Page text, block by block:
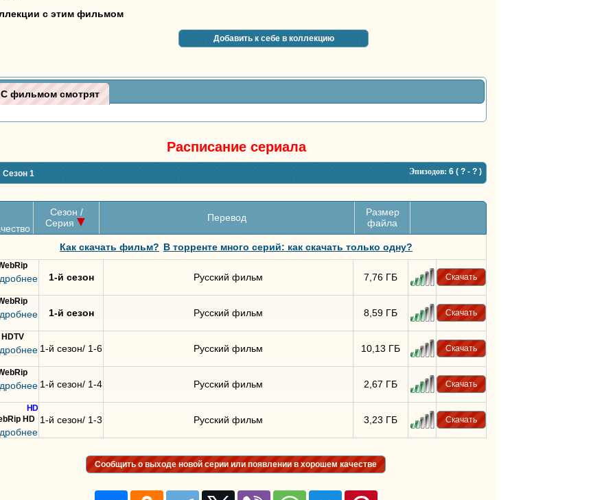
с этим фильмом
Добавить к себе в коллекцию
С фильмом смотрят
Расписание сериала
Сезон 1 Эпизодов: 6 ( ? - ? )
Сезон /
Серия
Перевод
Размер
файла
Как скачать фильм? В торренте много серий: как скачать только одну?
1-й сезон Русский фильм 7,76 ГБ Скачать
1-й сезон Русский фильм 8,59 ГБ Скачать
HDTV
1-й сезон/ 1-6 Русский фильм 10,13 ГБ Скачать
1-й сезон/ 1-4 Русский фильм 2,67 ГБ Скачать
HD
HD
1-й сезон/ 1-3 Русский фильм 3,23 ГБ Скачать
Сообщить о выходе новой серии или появлении в хорошем качестве